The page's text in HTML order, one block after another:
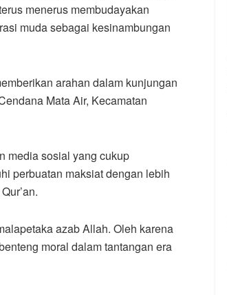
menerus membudayakan
muda sebagai kesinambungan
arahan dalam kunjungan
Mata Air, Kecamatan
media sosial yang cukup
perbuatan maksiat dengan lebih
azab Allah. Oleh karena
moral dalam tantangan era